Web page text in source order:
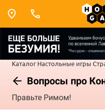
Каталог Настольные игры
Вопросы про
Правьте Римом!